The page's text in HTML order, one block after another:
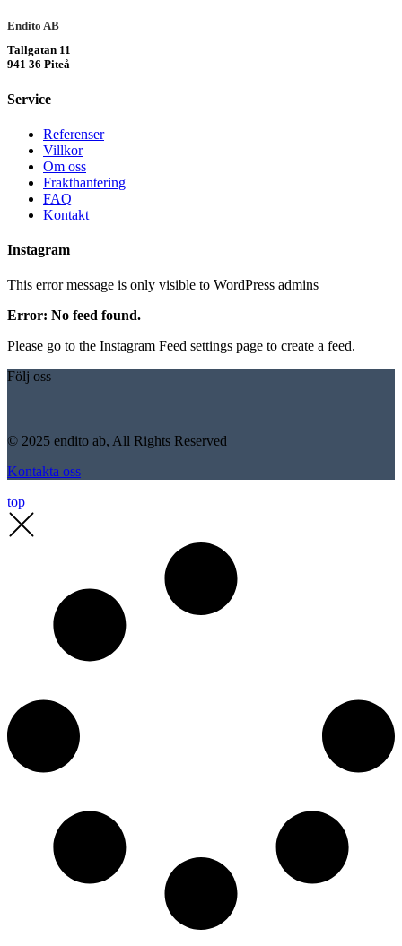
Endito AB
Tallgatan 11
941 36 Piteå
Service
Referenser
Villkor
Om oss
Frakthantering
FAQ
Kontakt
Instagram
This error message is only visible to WordPress admins
Error: No feed found.
Please go to the Instagram Feed settings page to create a feed.
Följ oss
© 2025 endito ab, All Rights Reserved
Kontakta oss
top